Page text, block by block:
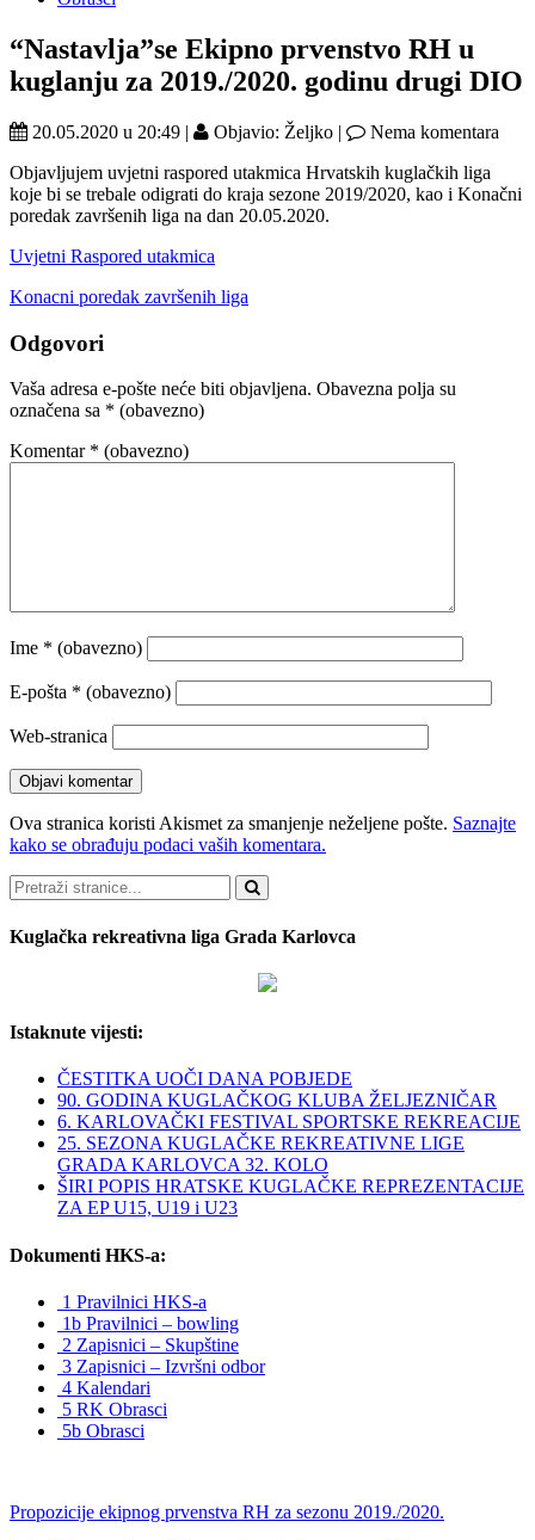
“Nastavlja”se Ekipno prvenstvo RH u
kuglanju za 2019./2020. godinu drugi DIO
20.05.2020 u 20:49 | Objavio: Željko |
Nema komentara
Objavljujem uvjetni raspored utakmica Hrvatskih kuglačkih liga
koje bi se trebale odigrati do kraja sezone 2019/2020, kao i Konačni
poredak završenih liga na dan 20.05.2020.
Uvjetni Raspored utakmica
Konacni poredak završenih liga
Odgovori
Vaša adresa e-pošte neće biti objavljena. Obavezna polja su
označena sa * (obavezno)
Komentar * (obavezno)
Ime * (obavezno)
E-pošta * (obavezno)
Web-stranica
Ova stranica koristi Akismet za smanjenje neželjene pošte. Saznajte
kako se obrađuju podaci vaših komentara.
Pretraži
Kuglačka rekreativna liga Grada Karlovca
Istaknute vijesti:
ČESTITKA UOČI DANA POBJEDE
90. GODINA KUGLAČKOG KLUBA ŽELJEZNIČAR
6. KARLOVAČKI FESTIVAL SPORTSKE REKREACIJE
25. SEZONA KUGLAČKE REKREATIVNE LIGE
GRADA KARLOVCA 32. KOLO
ŠIRI POPIS HRATSKE KUGLAČKE REPREZENTACIJE
ZA EP U15, U19 i U23
Dokumenti HKS-a:
1 Pravilnici HKS-a
1b Pravilnici – bowling
2 Zapisnici – Skupštine
3 Zapisnici – Izvršni odbor
4 Kalendari
5 RK Obrasci
5b Obrasci
Propozicije ekipnog prvenstva RH za sezonu 2019./2020.